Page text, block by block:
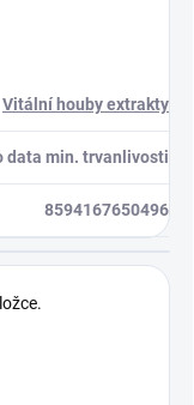
Vitální houby extrakty
data min. trvanlivosti
8594167650496